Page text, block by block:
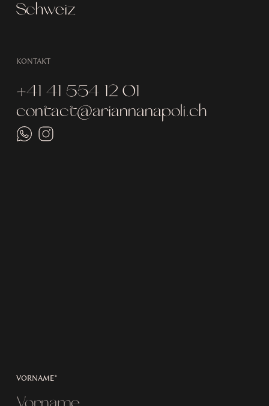
Schweiz
KONTAKT
+41 41 554 12 01
contact@ariannanapoli.ch
VORNAME*